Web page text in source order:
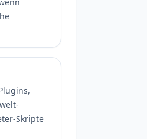
Skripte